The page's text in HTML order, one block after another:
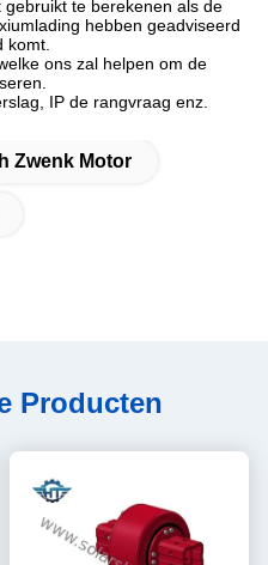
te berekenen als de
hebben geadviseerd
komt.
ons zal helpen om de
IP de rangvraag enz.
Zwenk Motor
Producten